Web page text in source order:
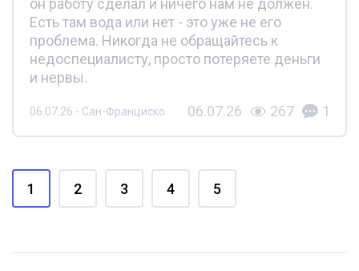
он работу сделал и ничего нам не должен.
Есть там вода или нет - это уже не его
проблема. Никогда не обращайтесь к
недоспециалисту, просто потеряете деньги
и нервы.
06.07.26 - Сан-Франциско 06.07.26 267 1
1 2 3 4 5